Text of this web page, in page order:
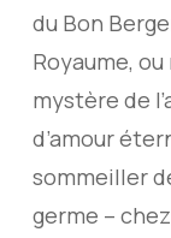
du Bon
Royaume,
mystère de
d’amour
sommeiller
germe –